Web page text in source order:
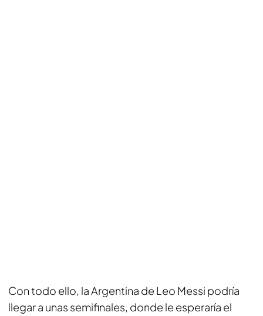
Con todo ello, la Argentina de Leo Messi podría
llegar a unas semifinales, donde le esperaría el